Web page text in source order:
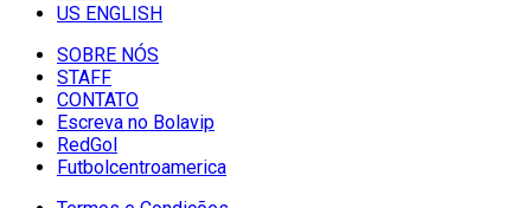
US ENGLISH
SOBRE NÓS
STAFF
CONTATO
Escreva no Bolavip
RedGol
Futbolcentroamerica